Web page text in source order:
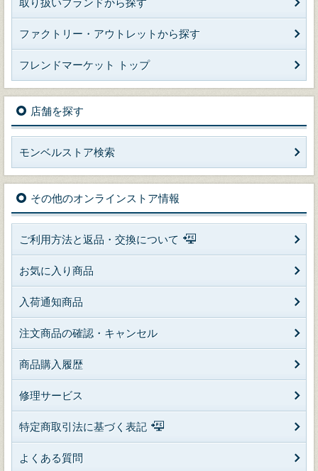
取り扱いブランドから探す
ファクトリー・アウトレットから探す
フレンドマーケット トップ
店舗を探す
モンベルストア検索
その他のオンラインストア情報
ご利用方法と返品・交換について
お気に入り商品
入荷通知商品
注文商品の確認・キャンセル
商品購入履歴
修理サービス
特定商取引法に基づく表記
よくある質問